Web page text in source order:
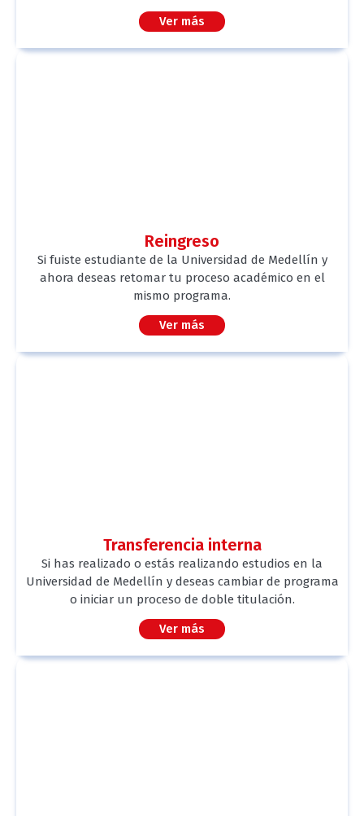
Ver más
Reingreso
Si fuiste estudiante de la Universidad de Medellín y
ahora deseas retomar tu proceso académico en el
mismo programa.
Ver más
Transferencia interna
Si has realizado o estás realizando estudios en la
Universidad de Medellín y deseas cambiar de programa
o iniciar un proceso de doble titulación.
Ver más